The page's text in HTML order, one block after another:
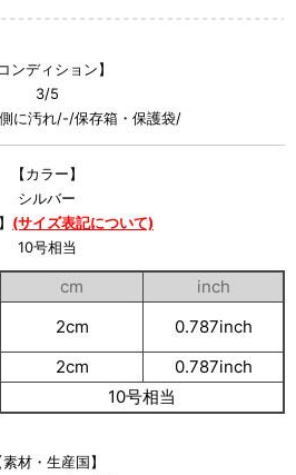
コンディション】
3/5
に汚れ/-/保存箱・保護袋/
【カラー】
シルバー
(サイズ表記について)
10号相当
cm
inch
2cm
0.787inch
2cm
0.787inch
10号相当
素材・生産国】